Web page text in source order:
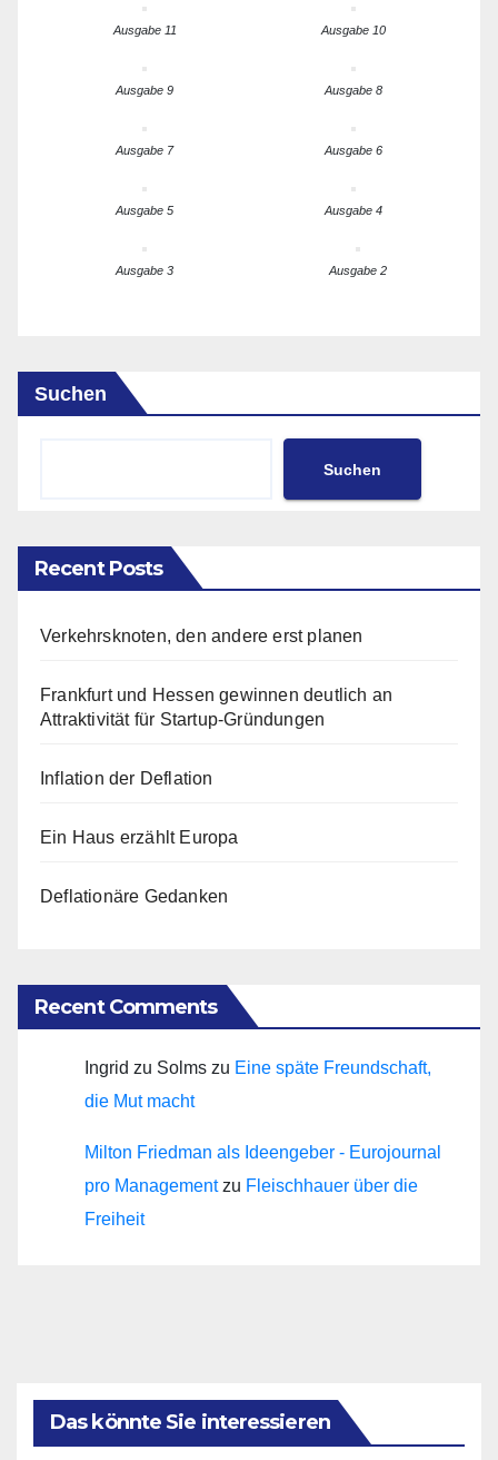
Ausgabe 11 Ausgabe 10
Ausgabe 9 Ausgabe 8
Ausgabe 7 Ausgabe 6
Ausgabe 5 Ausgabe 4
Ausgabe 3 Ausgabe 2
Suchen
Suchen
Recent Posts
Verkehrsknoten, den andere erst planen
Frankfurt und Hessen gewinnen deutlich an
Attraktivität für Startup-Gründungen
Inflation der Deflation
Ein Haus erzählt Europa
Deflationäre Gedanken
Recent Comments
Ingrid zu Solms zu Eine späte Freundschaft,
die Mut macht
Milton Friedman als Ideengeber - Eurojournal
pro Managementzu Fleischhauer über die
Freiheit
Das könnte Sie interessieren